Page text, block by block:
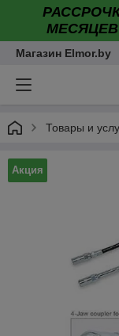
Магазин Elmor.by
Товары и
Акция